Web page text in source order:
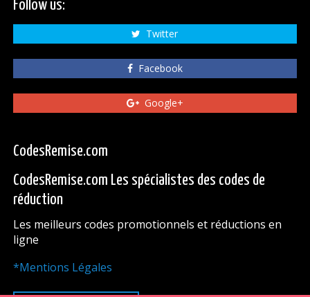
Follow us:
Twitter
Facebook
Google+
CodesRemise.com
CodesRemise.com Les spécialistes des codes de
réduction
Les meilleurs codes promotionnels et réductions en
ligne
*Mentions Légales